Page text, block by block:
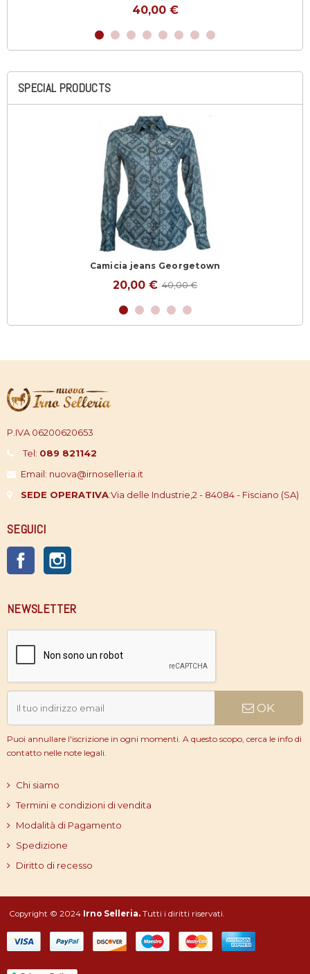
40,00 €
SPECIAL PRODUCTS
Camicia jeans Georgetown
20,00 € 40,00 €
P.IVA 06200620653
Tel: 089 821142
Email: nuova@irnoselleria.it
SEDE OPERATIVA:Via delle Industrie,2 - 84084 - Fisciano (SA)
SEGUICI
Facebook
NEWSLETTER
OK
Puoi annullare l'iscrizione in ogni momenti. A questo scopo, cerca le info di
contatto nelle note legali.
Chi siamo
Termini e condizioni di vendita
Modalità di Pagamento
Spedizione
Diritto di recesso
Copyright © 2024 Irno Selleria. Tutti i diritti riservati.